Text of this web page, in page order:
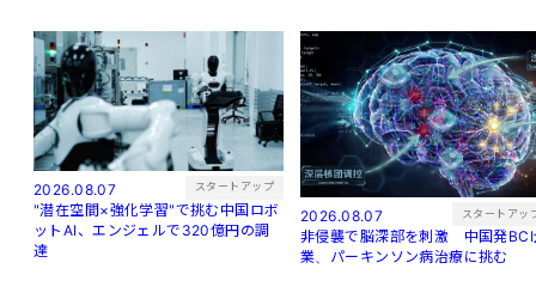
2026.08.07 スタートアップ
"潜在空間×強化学習"で挑む中国ロボ
ットAI、エンジェルで320億円の調
達
2026.08.07 スタートアッ
非侵襲で脳深部を刺激 中国発BCI
業、パーキンソン病治療に挑む